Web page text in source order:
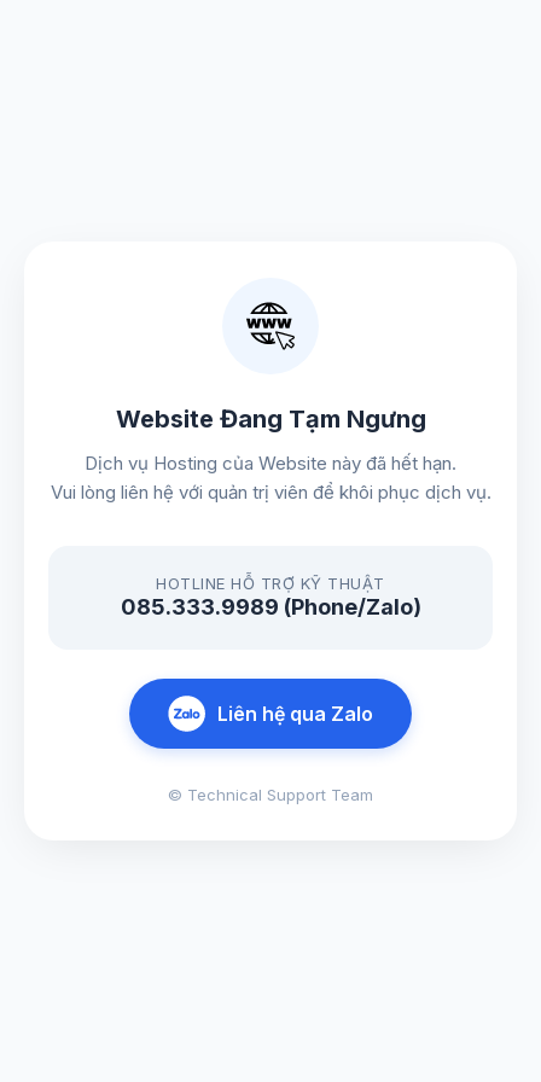
Website Đang Tạm Ngưng
Dịch vụ Hosting của Website này đã hết hạn.
Vui lòng liên hệ với quản trị viên để khôi phục dịch vụ.
HOTLINE HỖ TRỢ KỸ THUẬT
085.333.9989 (Phone/Zalo)
Liên hệ qua Zalo
© Technical Support Team